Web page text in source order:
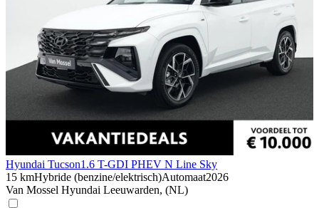
Hyundai Tucson1.6 T-GDI PHEV N Line Sky
15 kmHybride (benzine/elektrisch)Automaat2026
Van Mossel Hyundai Leeuwarden, (NL)